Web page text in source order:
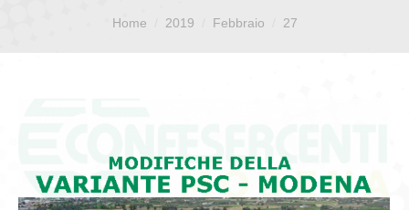
ISCRIZIONE E VANTAGGI
GIOVEDÌ GASTRONOMICI
Home 2019 Febbraio 27